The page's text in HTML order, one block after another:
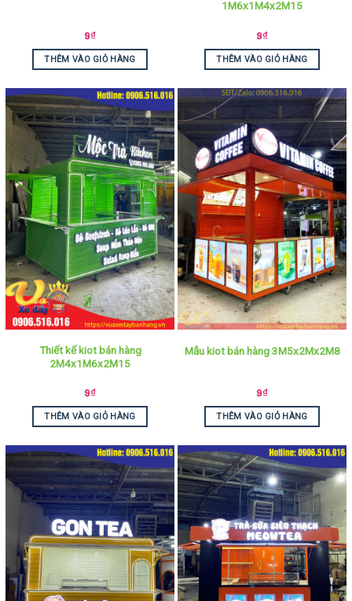
9₫
THÊM VÀO GIỎ HÀNG
1M6x1M4x2M15
9₫
THÊM VÀO GIỎ HÀNG
Thiết kế kiot bán hàng
2M4x1M6x2M15
9₫
THÊM VÀO GIỎ HÀNG
Mẫu kiot bán hàng 3M5x2Mx2M8
9₫
THÊM VÀO GIỎ HÀNG